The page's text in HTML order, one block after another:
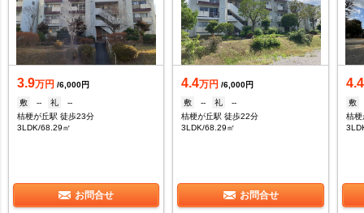
3.9万円 /6,000円
敷
-- 礼
--
桔梗が丘駅 徒歩23分
3LDK/68.29㎡
お問合せ
4.4万円 /6,000円
敷
-- 礼
--
桔梗が丘駅 徒歩22分
3LDK/68.29㎡
お問合せ
4.4
敷
桔